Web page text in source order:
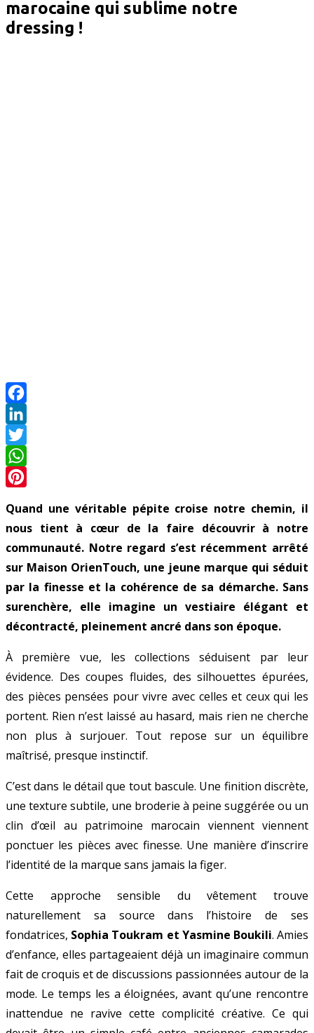
marocaine qui sublime notre
dressing !
Facebook
LinkedIn
Twitter
WhatsApp
Quand une véritable pépite croise notre chemin, il
nous tient à cœur de la faire découvrir à notre
communauté. Notre regard s’est récemment arrêté
sur Maison OrienTouch, une jeune marque qui séduit
par la finesse et la cohérence de sa démarche. Sans
surenchère, elle imagine un vestiaire élégant et
décontracté, pleinement ancré dans son époque.
À première vue, les collections séduisent par leur
évidence. Des coupes fluides, des silhouettes épurées,
des pièces pensées pour vivre avec celles et ceux qui les
portent. Rien n’est laissé au hasard, mais rien ne cherche
non plus à surjouer. Tout repose sur un équilibre
maîtrisé, presque instinctif.
C’est dans le détail que tout bascule. Une finition discrète,
une texture subtile, une broderie à peine suggérée ou un
clin d’œil au patrimoine marocain viennent viennent
ponctuer les pièces avec finesse. Une manière d’inscrire
l’identité de la marque sans jamais la figer.
Cette approche sensible du vêtement trouve
naturellement sa source dans l’histoire de ses
fondatrices, Sophia Toukram et Yasmine Boukili. Amies
d’enfance, elles partageaient déjà un imaginaire commun
fait de croquis et de discussions passionnées autour de la
mode. Le temps les a éloignées, avant qu’une rencontre
inattendue ne ravive cette complicité créative. Ce qui